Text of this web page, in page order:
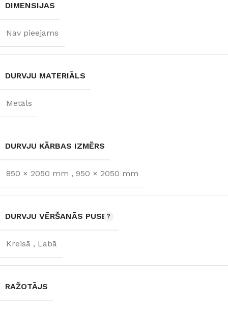
DIMENSIJAS
Nav pieejams
DURVJU MATERIĀLS
Metāls
DURVJU KĀRBAS IZMĒRS
850 × 2050 mm , 950 × 2050 mm
DURVJU VĒRŠANĀS PUSE
Kreisā , Labā
RAŽOTĀJS